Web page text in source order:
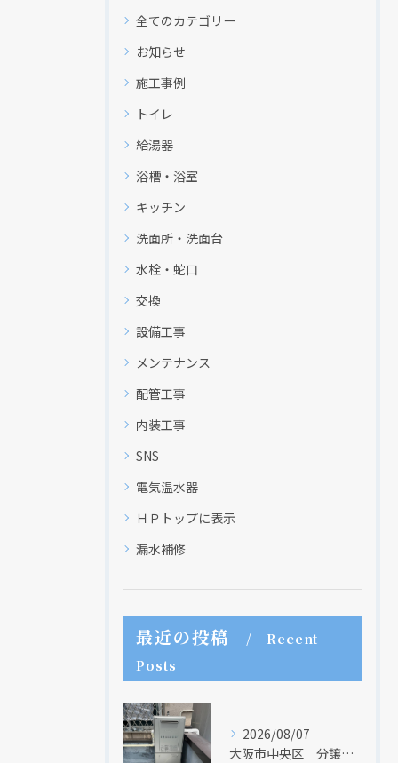
全てのカテゴリー
お知らせ
施工事例
トイレ
給湯器
浴槽・浴室
キッチン
洗面所・洗面台
水栓・蛇口
交換
設備工事
メンテナンス
配管工事
内装工事
SNS
電気温水器
ＨＰトップに表示
漏水補修
最近の投稿
Recent
Posts
2026/08/07
大阪市中央区 分譲マンションの給湯器取替リフォーム工事 UV除菌機能搭載給湯器